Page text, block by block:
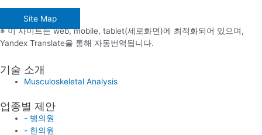
Site Map
※ 이 사이트는 web, mobile, tablet(세로화면)에 최적화되어 있으며,
Yandex Translate을 통해 자동번역됩니다.
기술 소개
Musculoskeletal Analysis
업종별 제안
- 병의원
- 한의원